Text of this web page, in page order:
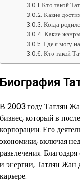
Кто такой
Какие
Когда
Какие
Где я могу
Кто такой
Биография
В 2003 году Татлян
бизнес, который в
корпорации. Его
экономики, включая
развлечения.
и энергии, Татлян Жан
карьере.